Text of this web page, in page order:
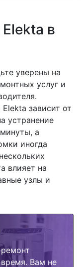
в
уверены на
услуг и
зависит от
устранение
а
иногда
влияет на
узлы и
Вам не